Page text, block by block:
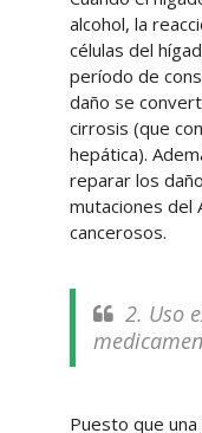
alcohol, la
células del
período de
daño se
cirrosis (que
hepática).
reparar los
mutaciones del
cancerosos.
2. Uso
Puesto que